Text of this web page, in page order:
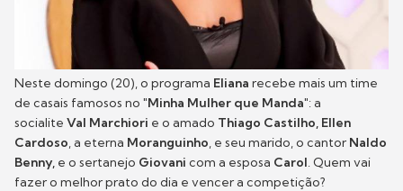
Neste domingo (20), o programa Eliana recebe mais um time
de casais famosos no "Minha Mulher que Manda": a
socialite Val Marchiori e o amado Thiago Castilho, Ellen
Cardoso, a eterna Moranguinho, e seu marido, o cantor Naldo
Benny, e o sertanejo Giovani com a esposa Carol. Quem vai
fazer o melhor prato do dia e vencer a competição?